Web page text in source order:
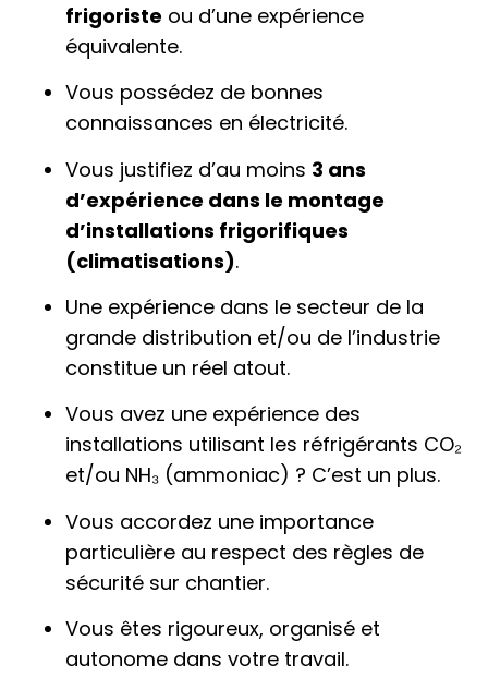
frigoriste ou d’une expérience
équivalente.
Vous possédez de bonnes
connaissances en électricité.
Vous justifiez d’au moins 3 ans
d’expérience dans le montage
d’installations frigorifiques
(climatisations).
Une expérience dans le secteur de la
grande distribution et/ou de l’industrie
constitue un réel atout.
Vous avez une expérience des
installations utilisant les réfrigérants CO₂
et/ou NH₃ (ammoniac) ? C’est un plus.
Vous accordez une importance
particulière au respect des règles de
sécurité sur chantier.
Vous êtes rigoureux, organisé et
autonome dans votre travail.